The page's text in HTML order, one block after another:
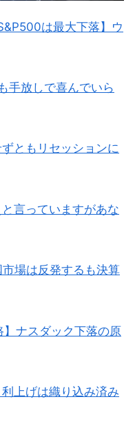
は最大下落】ウ
手放しで喜んでいら
ともリセッションに
言っていますがあな
場は反発するも決算
ナスダック下落の原
上げは織り込み済み